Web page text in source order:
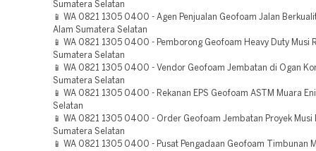
Sumatera Selatan
📱 WA 0821 1305 0400 - Agen Penjualan Geofoam Jalan
Alam Sumatera Selatan
📱 WA 0821 1305 0400 - Pemborong Geofoam Heavy Duty Musi
Sumatera Selatan
📱 WA 0821 1305 0400 - Vendor Geofoam Jembatan di Ogan
Sumatera Selatan
📱 WA 0821 1305 0400 - Rekanan EPS Geofoam ASTM Muara
Selatan
📱 WA 0821 1305 0400 - Order Geofoam Jembatan Proyek Musi
Sumatera Selatan
📱 WA 0821 1305 0400 - Pusat Pengadaan Geofoam Timbunan